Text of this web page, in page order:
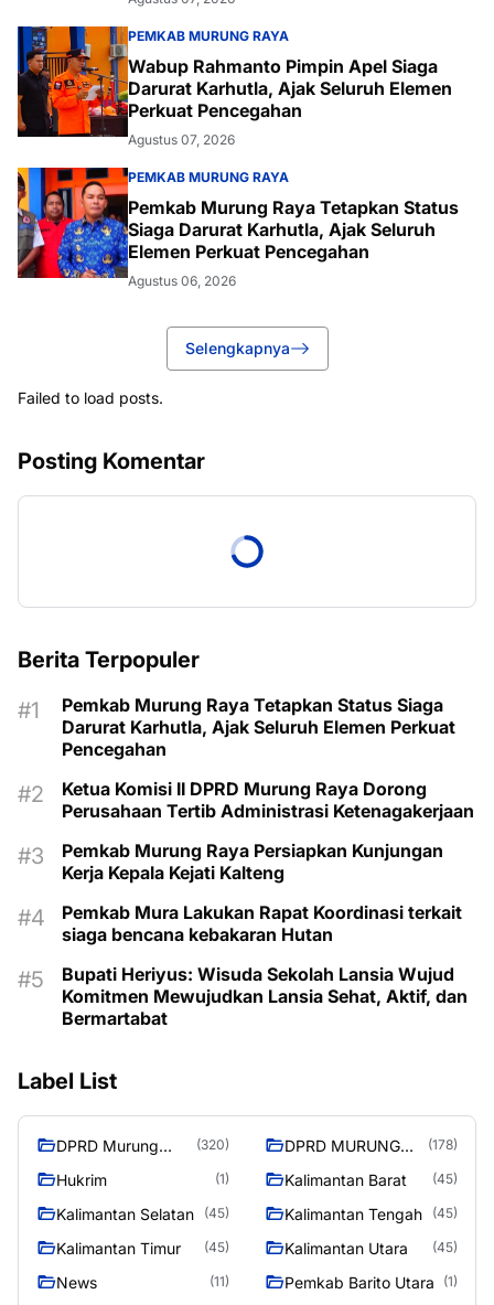
PEMKAB MURUNG RAYA
Wabup Rahmanto Pimpin Apel Siaga
Darurat Karhutla, Ajak Seluruh Elemen
Perkuat Pencegahan
Agustus 07, 2026
PEMKAB MURUNG RAYA
Pemkab Murung Raya Tetapkan Status
Siaga Darurat Karhutla, Ajak Seluruh
Elemen Perkuat Pencegahan
Agustus 06, 2026
Selengkapnya
Failed to load posts.
Posting Komentar
Berita Terpopuler
Pemkab Murung Raya Tetapkan Status Siaga
Darurat Karhutla, Ajak Seluruh Elemen Perkuat
Pencegahan
Ketua Komisi II DPRD Murung Raya Dorong
Perusahaan Tertib Administrasi Ketenagakerjaan
Pemkab Murung Raya Persiapkan Kunjungan
Kerja Kepala Kejati Kalteng
Pemkab Mura Lakukan Rapat Koordinasi terkait
siaga bencana kebakaran Hutan
Bupati Heriyus: Wisuda Sekolah Lansia Wujud
Komitmen Mewujudkan Lansia Sehat, Aktif, dan
Bermartabat
Label List
DPRD Murung
(320)
DPRD MURUNG
(178)
Hukrim (1) Kalimantan Barat (45)
Kalimantan Selatan (45) Kalimantan Tengah (45)
Kalimantan Timur (45) Kalimantan Utara (45)
News (11) Pemkab Barito Utara (1)